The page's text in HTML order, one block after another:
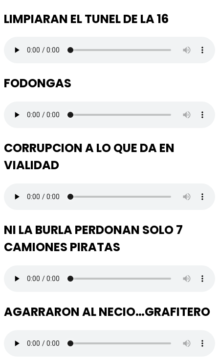
LIMPIARAN EL TUNEL DE LA 16
FODONGAS
CORRUPCION A LO QUE DA EN
VIALIDAD
NI LA BURLA PERDONAN SOLO 7
CAMIONES PIRATAS
AGARRARON AL NECIO…GRAFITERO